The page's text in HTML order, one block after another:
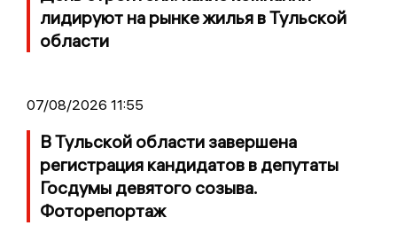
лидируют на рынке жилья в Тульской
области
07/08/2026 11:55
В Тульской области завершена
регистрация кандидатов в депутаты
Госдумы девятого созыва.
Фоторепортаж